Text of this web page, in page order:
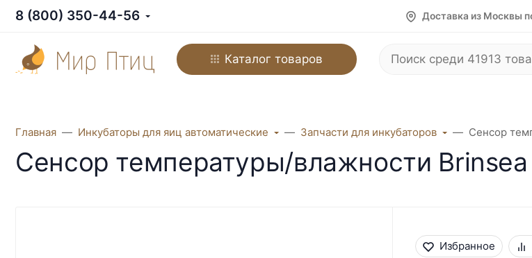
8 (800) 350-44-56 Доставка из Москвы
Каталог товаров
Главная Инкубаторы для яиц автоматические Запчасти для инкубаторов Сенсор
Сенсор температуры/влажности Brinsea
Избранное